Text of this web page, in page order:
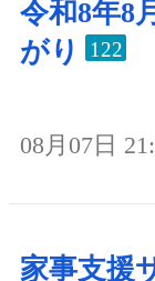
令和8年8
がり
122
08月07日
家事支援